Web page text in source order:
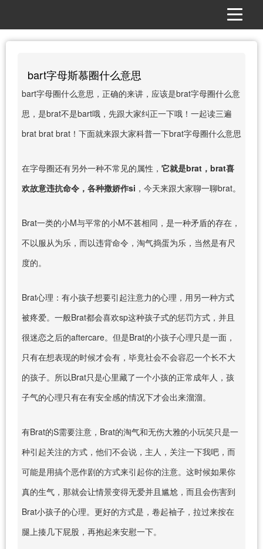
bart字母斯慕圈什么意思
bart字母圈什么意思，正确的来讲，应该是brat字母圈什么意
思，是brat不是bart哦，先跟大家纠正一下哦！一起读三遍
brat brat brat！下面就来跟大家科普一下brat字母圈什么意思
在字母圈还有另外一种不常见的属性， 它就是brat，brat喜
欢故意违抗命令，各种撒娇作si ，今天来跟大家聊一聊brat。
Brat一类的小M与平常的小M不甚相同，是一种矛盾的存在，
不以服从为乐，而以违背命令，淘气捣蛋为乐，当然是有尺
度的。
Brat心理：有小孩子想要引起注意力的心理，用另一种方式
被疼爱。一般Brat都会喜欢sp这种孩子式的惩罚方式，并且
很迷恋之后的aftercare。但是Brat的小孩子心理只是一面，
只有在想表现的时候才会有，毕竟社会不会容忍一个长不大
的孩子。所以Brat只是心里藏了一个小孩的正常成年人，孩
子气的心理只有在有安全感的情况下才会出来溜溜。
有Brat的S需要注意，Brat的淘气和无伤大雅的小玩笑只是一
种引起关注的方式，他们不会说，主人，关注一下我吧，而
可能是用搞个恶作剧的方式来引起你的注意。这时候如果你
真的生气，那就会让情景变得无爱并且尴尬，而且会伤害到
Brat小孩子的心理。更好的方式是，卷起袖子，拉过来按在
腿上揍几下屁股，再抱起来安慰一下。